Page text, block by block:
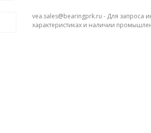
vea.sales@bearingprk.ru - Для запроса
характеристиках и наличии